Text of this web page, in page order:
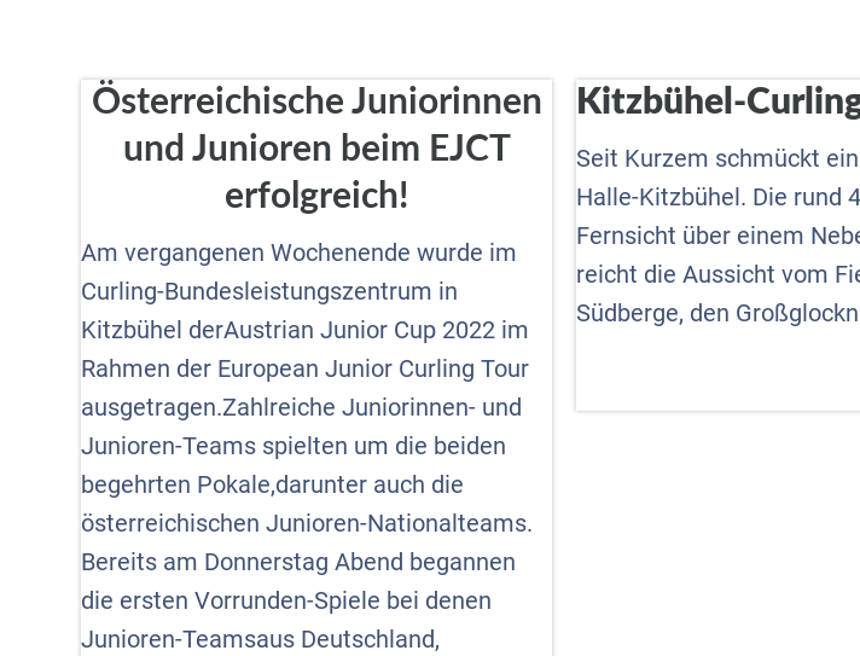
Österreichische Juniorinnen
und Junioren beim EJCT
erfolgreich!
Am vergangenen Wochenende wurde im
Curling-Bundesleistungszentrum in
Kitzbühel derAustrian Junior Cup 2022 im
Rahmen der European Junior Curling Tour
ausgetragen.Zahlreiche Juniorinnen- und
Junioren-Teams spielten um die beiden
begehrten Pokale,darunter auch die
österreichischen Junioren-Nationalteams.
Bereits am Donnerstag Abend begannen
die ersten Vorrunden-Spiele bei denen
Junioren-Teamsaus Deutschland,
Kitzbühel-
Seit Kurzem schmückt
Halle-Kitzbühel. Die rund
Fernsicht über einem
reicht die Aussicht vom
Südberge, den